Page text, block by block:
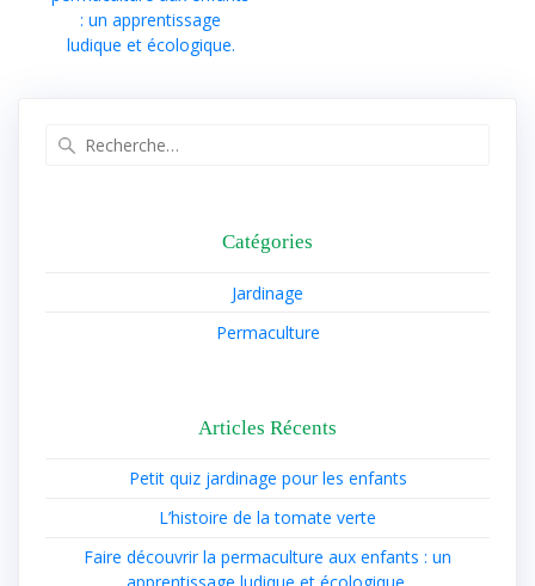
l’article: un apprentissage
ludique et écologique.
Catégories
Jardinage
Permaculture
Articles Récents
Petit quiz jardinage pour les enfants
L’histoire de la tomate verte
Faire découvrir la permaculture aux enfants : un